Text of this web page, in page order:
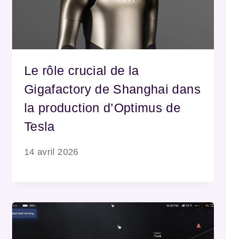
Le rôle crucial de la
Gigafactory de Shanghai dans
la production d’Optimus de
Tesla
14 avril 2026